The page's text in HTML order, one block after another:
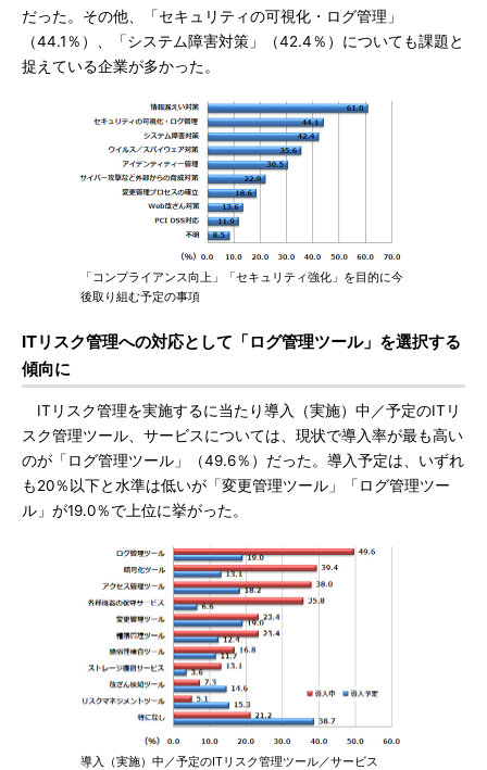
だった。その他、「セキュリティの可視化・ログ管理」
（44.1％）、「システム障害対策」（42.4％）についても課題と
捉えている企業が多かった。
「コンプライアンス向上」「セキュリティ強化」を目的に今
後取り組む予定の事項
ITリスク管理への対応として「ログ管理ツール」を選択する
傾向に
ITリスク管理を実施するに当たり導入（実施）中／予定のITリ
スク管理ツール、サービスについては、現状で導入率が最も高い
のが「ログ管理ツール」（49.6％）だった。導入予定は、いずれ
も20％以下と水準は低いが「変更管理ツール」「ログ管理ツー
ル」が19.0％で上位に挙がった。
導入（実施）中／予定のITリスク管理ツール／サービス